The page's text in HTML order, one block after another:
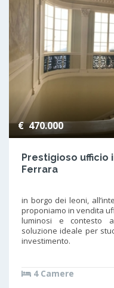
€ 470.000
Prestigioso ufficio
Ferrara
in borgo dei leoni,
proponiamo in vendita
luminosi e contesto
soluzione ideale per
investimento.
4 Camere